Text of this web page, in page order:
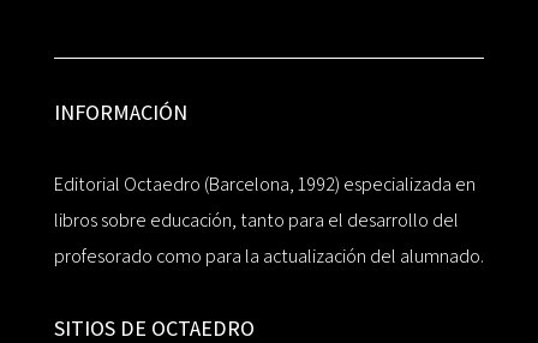
INFORMACIÓN
Editorial Octaedro (Barcelona, 1992) especializada en
libros sobre educación, tanto para el desarrollo del
profesorado como para la actualización del alumnado.
SITIOS DE OCTAEDRO